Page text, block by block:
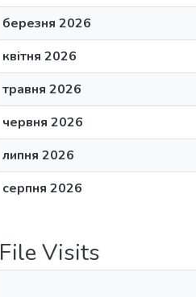
березня 2026
квітня 2026
травня 2026
червня 2026
липня 2026
серпня 2026
File Visits